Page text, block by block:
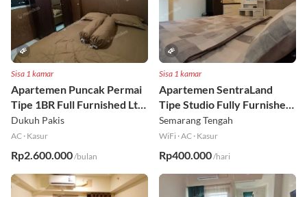
Sisa 1 kamar
Apartemen Puncak Permai
Tipe 1BR Full Furnished Lt
18
Dukuh Pakis
AC · Kasur
Rp2.600.000/bulan
Sisa 1 kamar
Apartemen SentraLand
Tipe Studio Fully Furnished
Lt 8
Semarang Tengah
WiFi ·AC · Kasur
Rp400.000/hari